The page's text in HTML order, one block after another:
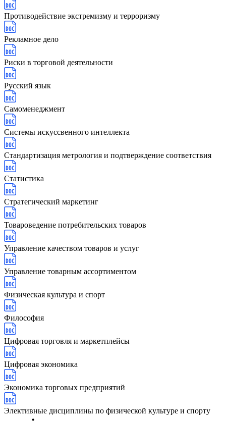
Противодействие экстремизму и терроризму
Рекламное дело
Риски в торговой деятельности
Русский язык
Самоменеджмент
Системы искуссвенного интеллекта
Стандартизация метрология и подтверждение соответствия
Статистика
Стратегический маркетинг
Товароведение потребительских товаров
Управление качеством товаров и услуг
Управление товарным ассортиментом
Физическая культура и спорт
Философия
Цифровая торговля и маркетплейсы
Цифровая экономика
Экономика торговых предприятий
Элективные дисциплины по физической культуре и спорту